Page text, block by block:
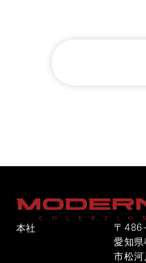
本社
〒
愛知
市松河